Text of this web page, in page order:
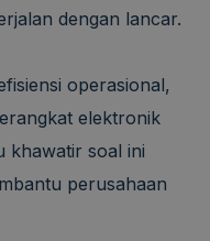
dengan lancar.
operasional,
elektronik
khawatir soal ini
perusahaan